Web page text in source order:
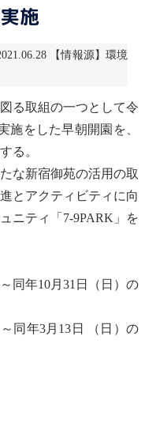
施
【情報源】環境
る取組の一つとして令
施をした早朝開園を、
る。
な新宿御苑の活用の取
とアクティビティに向
ニティ「7-9PARK」を
同年10月31日（日）の
3月13日 （日）の